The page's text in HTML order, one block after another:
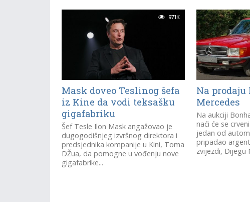
97.1K
Mask doveo Teslinog šefa
iz Kine da vodi teksašku
gigafabriku
Šef Tesle Ilon Mask angažovao je
dugogodišnjeg izvršnog direktora i
predsjednika kompanije u Kini, Toma
DŽua, da pomogne u vođenju nove
gigafabrike...
Na
Mercedes
Na aukciji
naći će se
jedan od
pripadao
zvijezdi, Dijegu